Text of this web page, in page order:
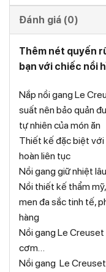
Đánh giá (0)
Thêm nét quyến
bạn với chiếc nồi
Nắp nồi gang Le
suất nên bảo quản
tự nhiên của món ăn
Thiết kế đặc biệt với
hoàn liên tục
Nồi gang giữ nhiệt
Nồi thiết kế thẩm
men đa sắc tinh tế,
hàng
Nồi gang Le Creuset
cơm…
Nồi gang Le